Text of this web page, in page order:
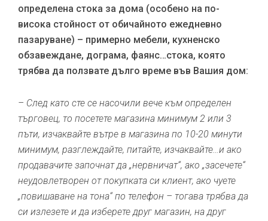
определена стока за дома (особено на по-
висока стойност от обичайното ежедневно
пазаруване) – примерно мебели, кухненско
обзавеждане, дограма, фаянс…стока, която
трябва да ползвате дълго време във Вашия дом:
– След като сте се насочили вече към определен
търговец, то посетете магазина минимум 2 или 3
пъти, изчаквайте вътре в магазина по 10-20 минути
минимум, разглеждайте, питайте, изчаквайте…и ако
продавачите започнат да „нервничат“, ако „засечете“
неудовлетворен от покупката си клиент, ако чуете
„повишаване на тона“ по телефон – тогава трябва да
си излезете и да изберете друг магазин, на друг